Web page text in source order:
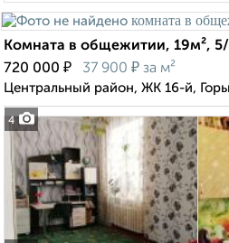
4
Комната в общежитии, 19м²,
720 000 ₽ 37 900 ₽ за м²
Центральный район, ЖК 16-й,